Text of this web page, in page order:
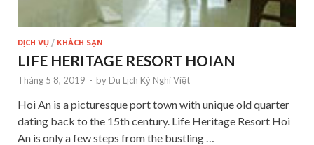
DỊCH VỤ / KHÁCH SẠN
LIFE HERITAGE RESORT HOIAN
Tháng 5 8, 2019 - by Du Lịch Kỳ Nghỉ Việt
Hoi An is a picturesque port town with unique old quarter
dating back to the 15th century. Life Heritage Resort Hoi
An is only a few steps from the bustling …